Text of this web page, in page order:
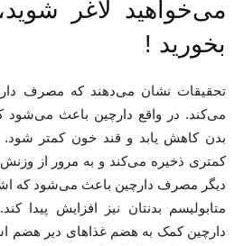
می‌خواهید لاغر
بخورید !
تحقیقات نشان می‌دهند که مصرف
می‌کند. در واقع دارچین باعث می‌شود
بدن کاهش یابد و قند خون کمتر
کمتری ذخیره می‌کند و به مرور از
دیگر مصرف دارچین باعث می‌شود که
متابولیسم بدنتان نیز افزایش پیدا
دارچین کمک به هضم غذاهای دیر هضم